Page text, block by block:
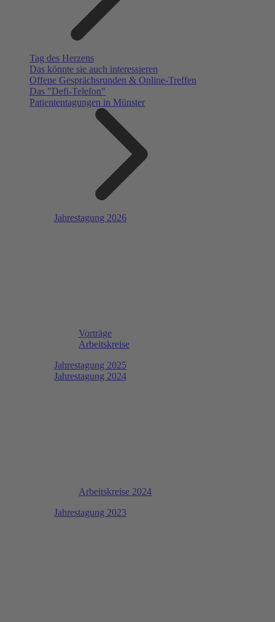
Tag des Herzens
Das könnte sie auch interessieren
Offene Gesprächsrunden & Online-Treffen
Das "Defi-Telefon"
Patiententagungen in Münster
Jahrestagung 2026
Vorträge
Arbeitskreise
Jahrestagung 2025
Jahrestagung 2024
Arbeitskreise 2024
Jahrestagung 2023